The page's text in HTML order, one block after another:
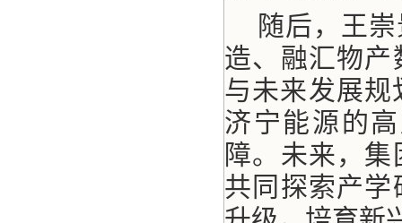
随后，王
造、融汇物
与未来发展
济宁能源的
障。未来，
共同探索产